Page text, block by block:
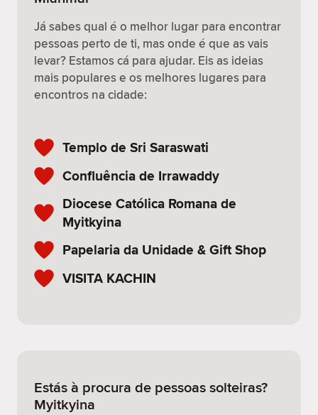
Já sabes qual é o melhor lugar para encontrar
pessoas perto de ti, mas onde é que as vais
levar? Estamos cá para ajudar. Eis as ideias
mais populares e os melhores lugares para
encontros na cidade:
Templo de Sri Saraswati
Confluência de Irrawaddy
Diocese Católica Romana de
Myitkyina
Papelaria da Unidade & Gift Shop
VISITA KACHIN
Estás à procura de pessoas solteiras?
Myitkyina